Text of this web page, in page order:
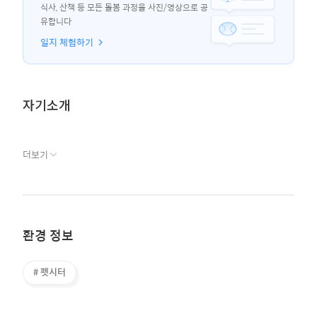
식사, 산책 등 모든 돌봄 과정을 사진/영상으로 공
유합니다
일지 체험하기
자기소개
더보기
환경 정보
# 펫시터